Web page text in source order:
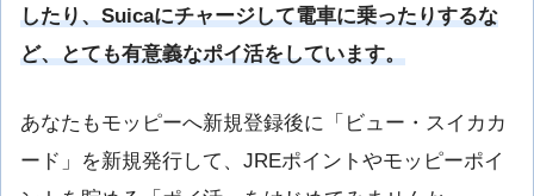
したり、Suicaにチャージして電車に乗ったりするな
ど、とても有意義なポイ活をしています。
あなたもモッピーへ新規登録後に「ビュー・スイカカ
ード」を新規発行して、JREポイントやモッピーポイ